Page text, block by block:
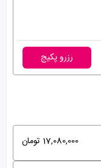
رزرو پکیج
17,080,000 تومان